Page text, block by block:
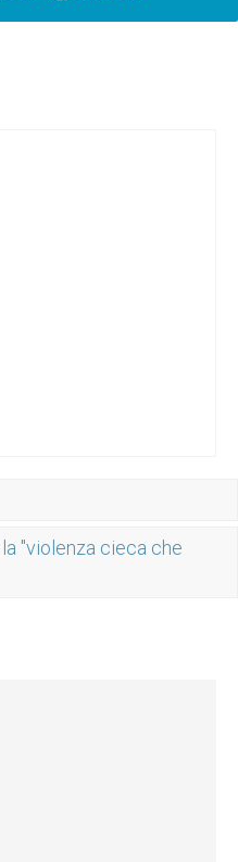
"violenza cieca che